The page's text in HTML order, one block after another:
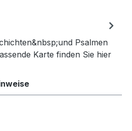
Psalmen
Karte finden Sie hier